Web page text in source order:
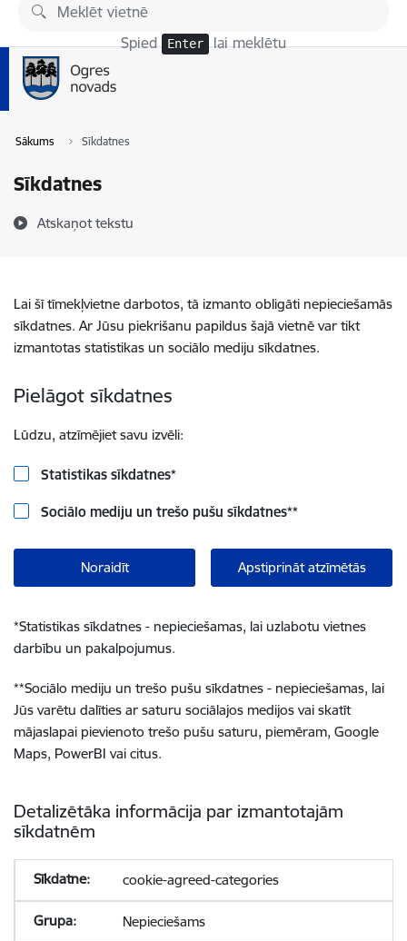
Pāriet uz lapas saturu
Spied Enter lai meklētu
Sākums Sīkdatnes
Sīkdatnes
Atskaņot tekstu
Lai šī tīmekļvietne darbotos, tā izmanto obligāti nepieciešamās
sīkdatnes. Ar Jūsu piekrišanu papildus šajā vietnē var tikt
izmantotas statistikas un sociālo mediju sīkdatnes.
Pielāgot sīkdatnes
Lūdzu, atzīmējiet savu izvēli:
Statistikas sīkdatnes*
Sociālo mediju un trešo pušu sīkdatnes**
Noraidīt Apstiprināt atzīmētās
*Statistikas sīkdatnes - nepieciešamas, lai uzlabotu vietnes
darbību un pakalpojumus.
**Sociālo mediju un trešo pušu sīkdatnes - nepieciešamas, lai
Jūs varētu dalīties ar saturu sociālajos medijos vai skatīt
mājaslapai pievienoto trešo pušu saturu, piemēram, Google
Maps, PowerBI vai citus.
Detalizētāka informācija par izmantotajām
sīkdatnēm
cookie-agreed-categories
Nepieciešams